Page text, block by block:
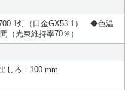
1灯（口金GX53-1） ◆色温
光束維持率70％）
ろ：100 mm